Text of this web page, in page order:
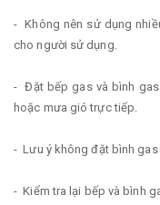
- Không nên sử dụng
cho người sử dụng.
- Đặt bếp gas và bình
hoặc mưa gió trực tiếp.
- Lưu ý không đặt bình gas
- Kiểm tra lại bếp và bình